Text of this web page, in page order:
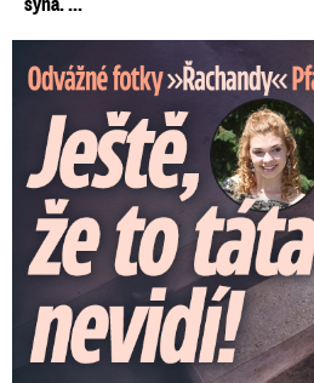
Odvážné fotky Denisy Pfauserové: